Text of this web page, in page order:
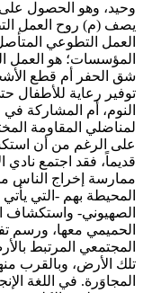
وحيد، وهو الحصول
يصف (م) روح العمل
العمل التطوعي
المؤسسات؛ هو العمل
شق الحفر أم قطع
توفير رعاية للأطفال
النوم، أم المشاركة
لمناضلي المقاومة
على الرغم من أن
قديماً، فقد اجتمع
ممارسة إخراج الناس
المحيطة بهم -التي
الصهيوني- واستكشاف
الحميمي معها، ورسم
المجتمعي المرتبط
تلك الأرض، وبالقرب
المجاوَرة. في اللغة